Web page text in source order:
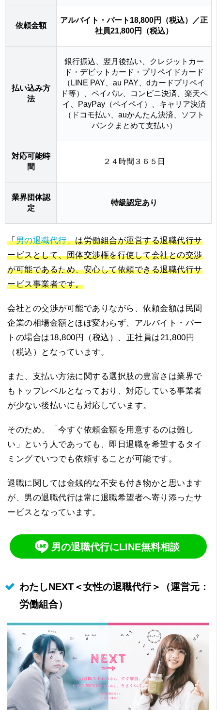
依頼金額
アルバイト・パート18,800円（税込）／正
社員21,800円（税込）
払い込み方
法
銀行振込、翌月後払い、クレジットカー
ド・デビットカード・プリペイドカード
（LINE PAY、au PAY、dカードプリペイ
ド等）、ペイパル、コンビニ決済、楽天ペ
イ、PayPay（ペイペイ）、キャリア決済
（ドコモ払い、auかんたん決済、ソフト
バンクまとめて支払い）
対応可能時
間
２４時間３６５日
業界団体認
定
特級認定あり
「男の退職代行」は労働組合が運営する退職代行サ
ービスとして、団体交渉権を行使して会社との交渉
が可能であるため、安心して依頼できる退職代行サ
ービス事業者です。
会社との交渉が可能でありながら、依頼金額は民間
企業の相場金額とほぼ変わらず、アルバイト・パー
トの場合は18,800円（税込）、正社員は21,800円
（税込）となっています。
また、支払い方法に関する選択肢の豊富さは業界で
もトップレベルとなっており、対応している事業者
が少ない後払いにも対応しています。
そのため、「今すぐ依頼金額を用意するのは難し
い」という人であっても、即日退職を希望するタイ
ミングでいつでも依頼することが可能です。
退職に関しては金銭的な不安も付き物かと思います
が、男の退職代行は常に退職希望者へ寄り添ったサ
ービスとなっています。
男の退職代行にLINE無料相談
わたしNEXT＜女性の退職代行＞（運営元：
労働組合）